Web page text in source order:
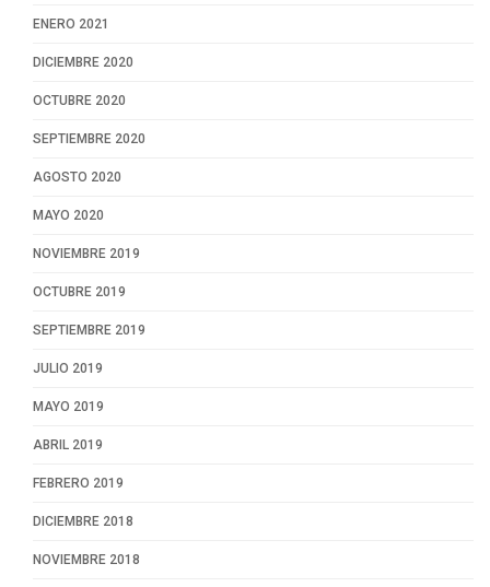
ENERO 2021
DICIEMBRE 2020
OCTUBRE 2020
SEPTIEMBRE 2020
AGOSTO 2020
MAYO 2020
NOVIEMBRE 2019
OCTUBRE 2019
SEPTIEMBRE 2019
JULIO 2019
MAYO 2019
ABRIL 2019
FEBRERO 2019
DICIEMBRE 2018
NOVIEMBRE 2018